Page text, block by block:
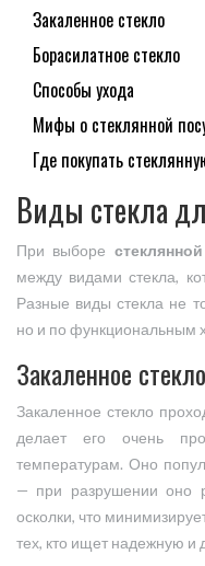
Закаленное стекло
Борасилатное стекло
Способы ухода
Мифы о стеклянной
Где покупать
Виды стекла
При выборе
между видами стекла,
Разные виды стекла не
но и по функциональным
Закаленное стекло
Закаленное стекло
делает его очень
температурам. Оно
— при разрушении оно
осколки, что
тех, кто ищет надежную и